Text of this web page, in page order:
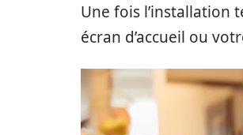
Une fois l’installation
écran d’accueil ou